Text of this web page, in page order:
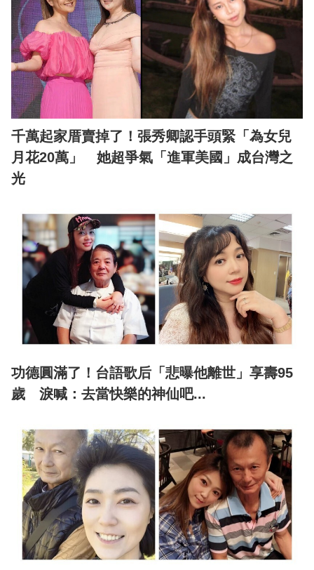
千萬起家厝賣掉了！張秀卿認手頭緊「為女兒
月花20萬」 她超爭氣「進軍美國」成台灣之
光
功德圓滿了！台語歌后「悲曝他離世」享壽95
歲 淚喊：去當快樂的神仙吧...